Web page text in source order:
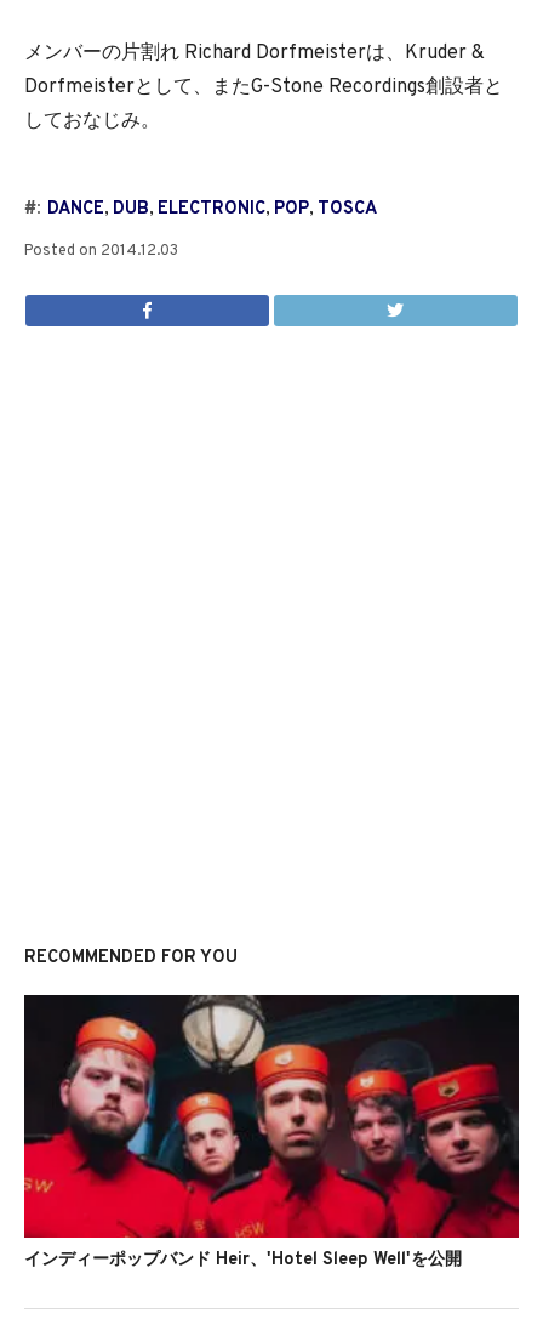
メンバーの片割れ Richard Dorfmeisterは、Kruder &
Dorfmeisterとして、またG-Stone Recordings創設者と
しておなじみ。
#: DANCE, DUB, ELECTRONIC, POP, TOSCA
Posted on 2014.12.03
RECOMMENDED FOR YOU
インディーポップバンド Heir、'Hotel Sleep Well'を公開